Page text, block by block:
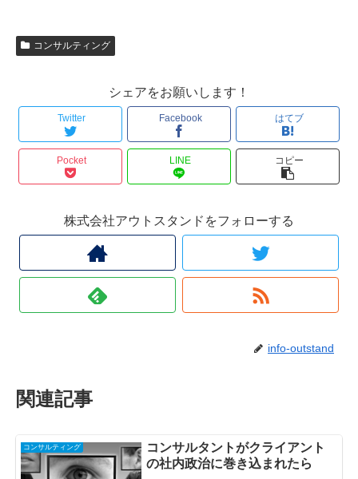
コンサルティング
シェアをお願いします！
Twitter Facebook はてブ
Pocket LINE コピー
株式会社アウトスタンドをフォローする
info-outstand
関連記事
コンサルティング
コンサルタントがクライアント
の社内政治に巻き込まれたら